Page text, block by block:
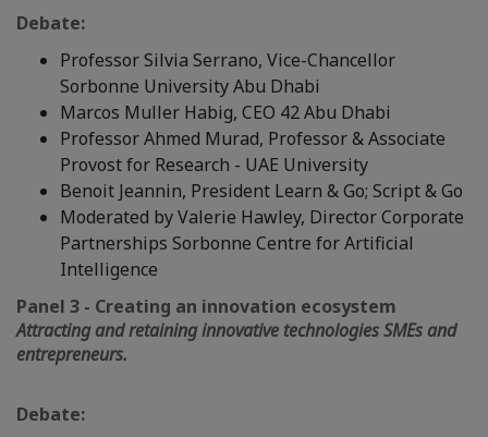
Debate:
Professor Silvia Serrano, Vice-Chancellor
Sorbonne University Abu Dhabi
Marcos Muller Habig, CEO 42 Abu Dhabi
Professor Ahmed Murad, Professor & Associate
Provost for Research - UAE University
Benoit Jeannin, President Learn & Go; Script & Go
Moderated by Valerie Hawley, Director Corporate
Partnerships Sorbonne Centre for Artificial
Intelligence
Panel 3 - Creating an innovation ecosystem
Attracting and retaining innovative technologies SMEs and
entrepreneurs.
Debate: